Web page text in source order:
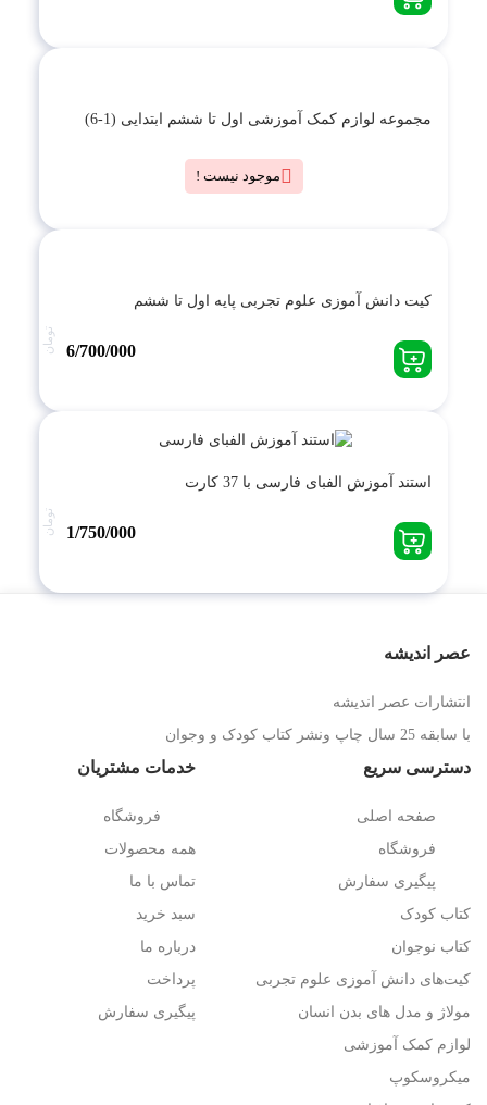
مجموعه لوازم کمک آموزشی اول تا ششم ابتدایی (1-6)
موجود نیست !
کیت دانش آموزی علوم تجربی پایه اول تا ششم
6/700/000 تومان
استند آموزش الفبای فارسی با 37 کارت
1/750/000 تومان
عصر اندیشه
انتشارات عصر اندیشه
با سابقه 25 سال چاپ ونشر کتاب کودک و وجوان
دسترسی سریع
صفحه اصلی
فروشگاه
پیگیری سفارش
کتاب کودک
کتاب نوجوان
کیت‌های دانش آموزی علوم تجربی
مولاژ و مدل های بدن انسان
لوازم کمک آموزشی
میکروسکوپ
خدمات مشتریان
فروشگاه
همه محصولات
تماس با ما
سبد خرید
درباره ما
پرداخت
پیگیری سفارش